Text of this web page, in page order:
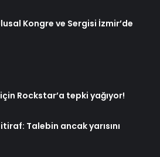
Kongre ve Sergisi İzmir’de
Rockstar’a tepki yağıyor!
Talebin ancak yarısını